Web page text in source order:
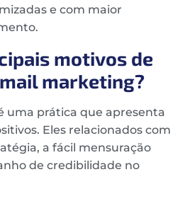
e com maior
motivos de
marketing?
uma prática que apresenta
Eles relacionados com
a fácil mensuração
de credibilidade no